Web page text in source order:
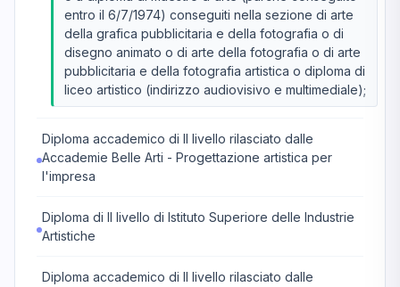
entro il 6/7/1974) conseguiti nella sezione di arte
della grafica pubblicitaria e della fotografia o di
disegno animato o di arte della fotografia o di arte
pubblicitaria e della fotografia artistica o diploma di
liceo artistico (indirizzo audiovisivo e multimediale);
Diploma accademico di II livello rilasciato dalle
Accademie Belle Arti - Progettazione artistica per
l'impresa
Diploma di II livello di Istituto Superiore delle Industrie
Artistiche
Diploma accademico di II livello rilasciato dalle